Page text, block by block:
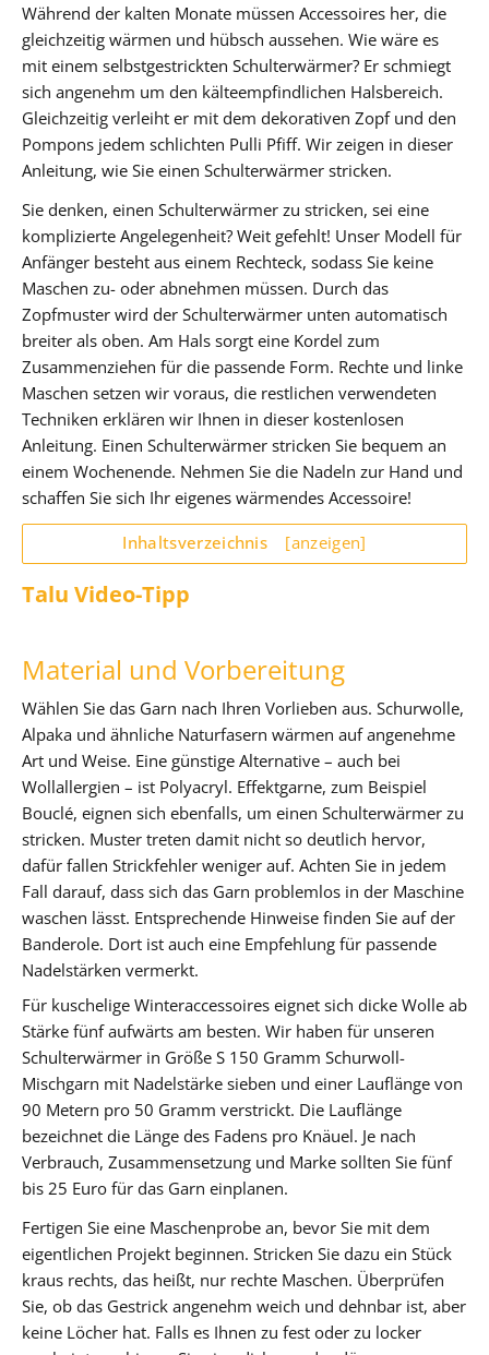
Während der kalten Monate müssen Accessoires her, die
gleichzeitig wärmen und hübsch aussehen. Wie wäre es
mit einem selbstgestrickten Schulterwärmer? Er schmiegt
sich angenehm um den kälteempfindlichen Halsbereich.
Gleichzeitig verleiht er mit dem dekorativen Zopf und den
Pompons jedem schlichten Pulli Pfiff. Wir zeigen in dieser
Anleitung, wie Sie einen Schulterwärmer stricken.
Sie denken, einen Schulterwärmer zu stricken, sei eine
komplizierte Angelegenheit? Weit gefehlt! Unser Modell für
Anfänger besteht aus einem Rechteck, sodass Sie keine
Maschen zu- oder abnehmen müssen. Durch das
Zopfmuster wird der Schulterwärmer unten automatisch
breiter als oben. Am Hals sorgt eine Kordel zum
Zusammenziehen für die passende Form. Rechte und linke
Maschen setzen wir voraus, die restlichen verwendeten
Techniken erklären wir Ihnen in dieser kostenlosen
Anleitung. Einen Schulterwärmer stricken Sie bequem an
einem Wochenende. Nehmen Sie die Nadeln zur Hand und
schaffen Sie sich Ihr eigenes wärmendes Accessoire!
Inhaltsverzeichnis [anzeigen]
Talu Video-Tipp
Material und Vorbereitung
Wählen Sie das Garn nach Ihren Vorlieben aus. Schurwolle,
Alpaka und ähnliche Naturfasern wärmen auf angenehme
Art und Weise. Eine günstige Alternative – auch bei
Wollallergien – ist Polyacryl. Effektgarne, zum Beispiel
Bouclé, eignen sich ebenfalls, um einen Schulterwärmer zu
stricken. Muster treten damit nicht so deutlich hervor,
dafür fallen Strickfehler weniger auf. Achten Sie in jedem
Fall darauf, dass sich das Garn problemlos in der Maschine
waschen lässt. Entsprechende Hinweise finden Sie auf der
Banderole. Dort ist auch eine Empfehlung für passende
Nadelstärken vermerkt.
Für kuschelige Winteraccessoires eignet sich dicke Wolle ab
Stärke fünf aufwärts am besten. Wir haben für unseren
Schulterwärmer in Größe S 150 Gramm Schurwoll-
Mischgarn mit Nadelstärke sieben und einer Lauflänge von
90 Metern pro 50 Gramm verstrickt. Die Lauflänge
bezeichnet die Länge des Fadens pro Knäuel. Je nach
Verbrauch, Zusammensetzung und Marke sollten Sie fünf
bis 25 Euro für das Garn einplanen.
Fertigen Sie eine Maschenprobe an, bevor Sie mit dem
eigentlichen Projekt beginnen. Stricken Sie dazu ein Stück
kraus rechts, das heißt, nur rechte Maschen. Überprüfen
Sie, ob das Gestrick angenehm weich und dehnbar ist, aber
keine Löcher hat. Falls es Ihnen zu fest oder zu locker